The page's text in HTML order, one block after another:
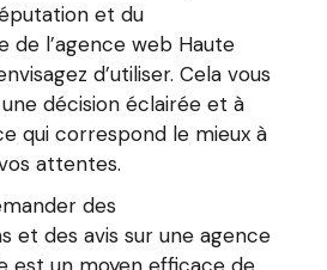
et du
de l’agence web Haute
d’utiliser. Cela vous
décision éclairée et à
qui correspond le mieux à
attentes.
des
et des avis sur une agence